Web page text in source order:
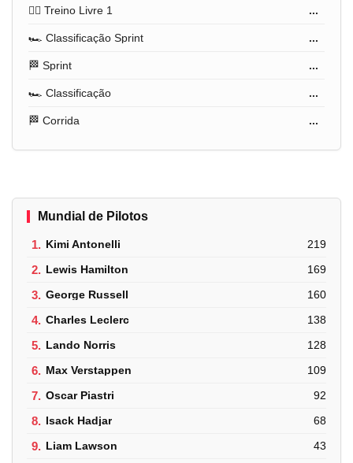
🏋️‍♂️ Treino Livre 1 ...
🏎️ Classificação Sprint ...
🏁 Sprint ...
🏎️ Classificação ...
🏁 Corrida ...
Mundial de Pilotos
1. Kimi Antonelli 219
2. Lewis Hamilton 169
3. George Russell 160
4. Charles Leclerc 138
5. Lando Norris 128
6. Max Verstappen 109
7. Oscar Piastri 92
8. Isack Hadjar 68
9. Liam Lawson 43